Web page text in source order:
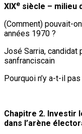
XIXe siècle – milieu
(Comment) pouvait-
années 1970 ?
José Sarria, candidat
sanfranciscain
Pourquoi n’y a-t-il
Chapitre 2. Investir
dans l’arène